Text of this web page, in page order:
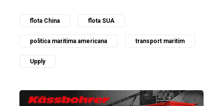
flota China flota SUA
politica maritima americana transport maritim
Upply